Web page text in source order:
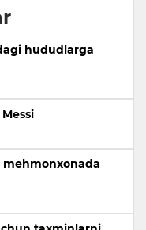
hududlarga
mehmonxonada